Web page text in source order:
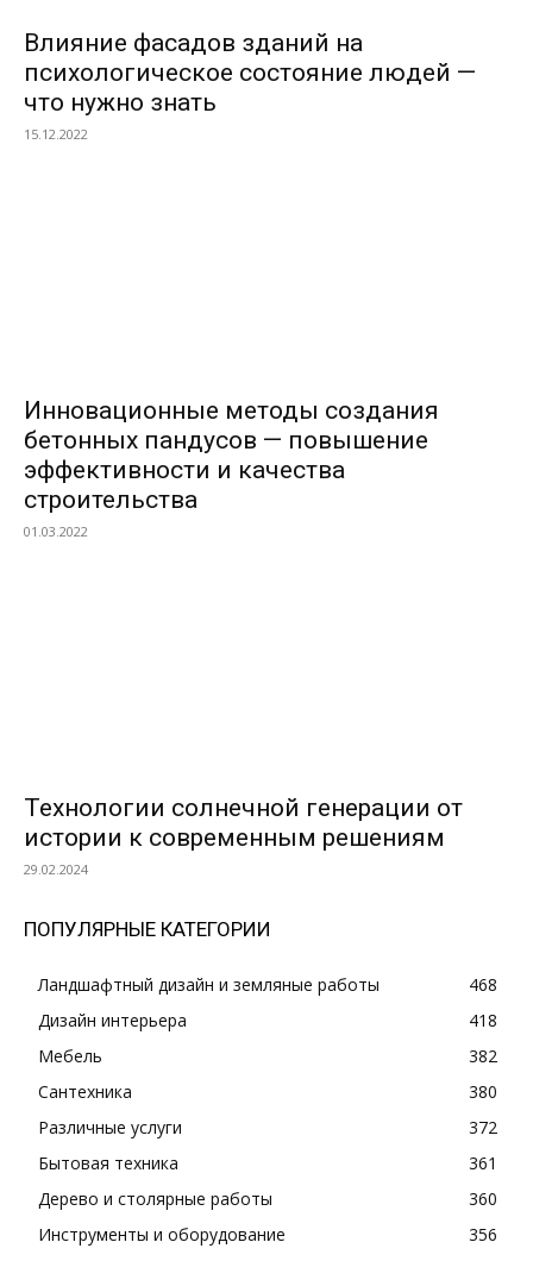
Влияние фасадов зданий на
психологическое состояние людей —
что нужно знать
15.12.2022
Инновационные методы создания
бетонных пандусов — повышение
эффективности и качества
строительства
01.03.2022
Технологии солнечной генерации от
истории к современным решениям
29.02.2024
ПОПУЛЯРНЫЕ КАТЕГОРИИ
Ландшафтный дизайн и земляные работы
468
Дизайн интерьера
418
Мебель
382
Сантехника
380
Различные услуги
372
Бытовая техника
361
Дерево и столярные работы
360
Инструменты и оборудование
356